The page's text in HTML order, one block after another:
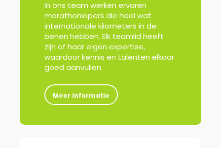
In ons team werken ervaren
marathonlopers die heel wat
internationale kilometers in de
benen hebben. Elk teamlid heeft
zijn of haar eigen expertise,
waardoor kennis en talenten elkaar
goed aanvullen.
Meer informatie